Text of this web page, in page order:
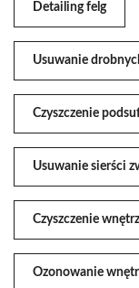
Detailing felg
Usuwanie
Czyszczenie
Usuwanie sierści
Czyszczenie
Ozonowanie